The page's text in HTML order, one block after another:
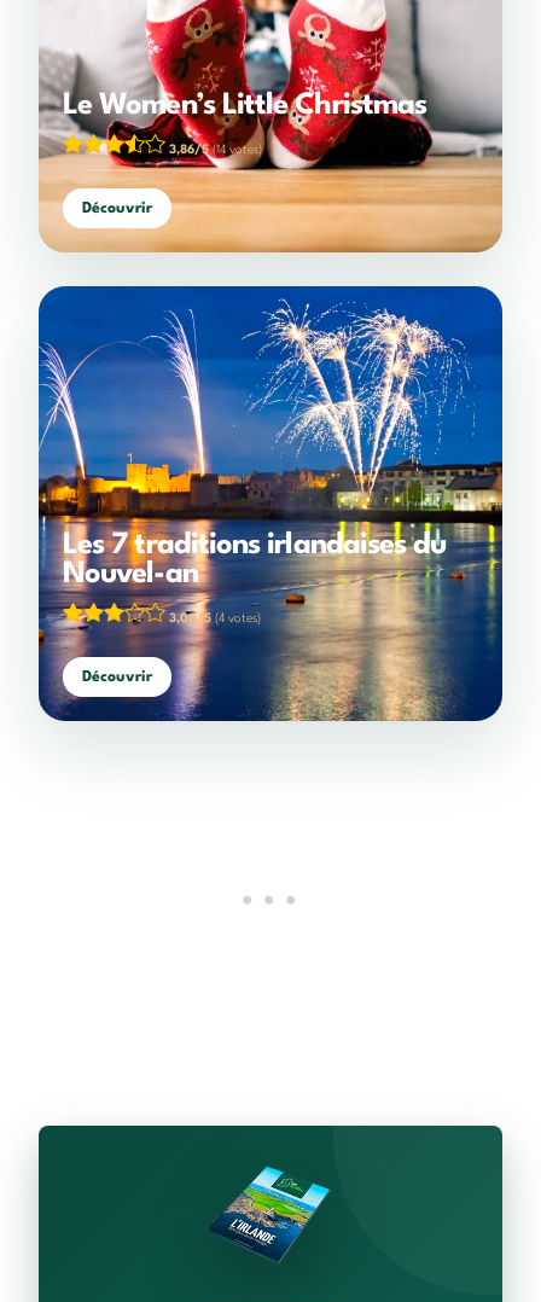
Le Women’s Little Christmas
3,86/5(14 votes)
Découvrir
Les 7 traditions irlandaises du
Nouvel-an
3,00/5(4 votes)
Découvrir